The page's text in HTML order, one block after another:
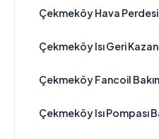
Çekmeköy Hava Perdesi
Çekmeköy Isı Geri
Çekmeköy Fancoil
Çekmeköy Isı Pompası